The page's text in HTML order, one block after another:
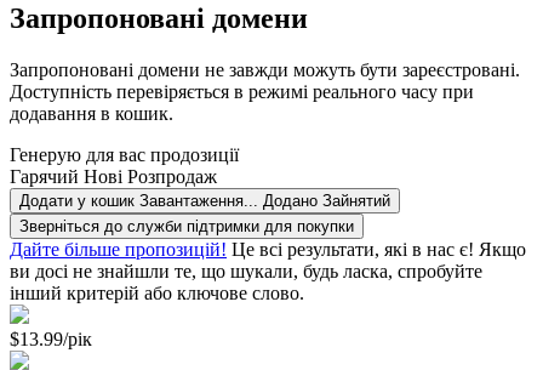
Запропоновані домени
Запропоновані домени не завжди можуть бути зареєстровані.
Доступність перевіряється в режимі реального часу при
додавання в кошик.
Генерую для вас продозиції
Гарячий Нові Розпродаж
Додати у кошик Завантаження... Додано Зайнятий
Зверніться до служби підтримки для покупки
Дайте більше пропозицій! Це всі результати, які в нас є! Якщо
ви досі не знайшли те, що шукали, будь ласка, спробуйте
інший критерій або ключове слово.
$13.99/рік